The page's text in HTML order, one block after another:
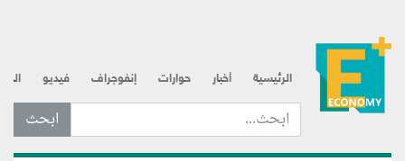
الرئيسية أخبار حوارات إنفوجراف فيديو
ابحث عن... :